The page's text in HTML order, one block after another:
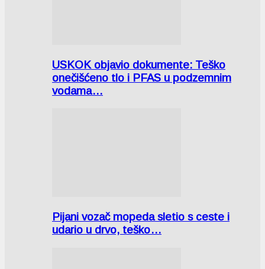
USKOK objavio dokumente: Teško
onečišćeno tlo i PFAS u podzemnim
vodama…
Pijani vozač mopeda sletio s ceste i
udario u drvo, teško…